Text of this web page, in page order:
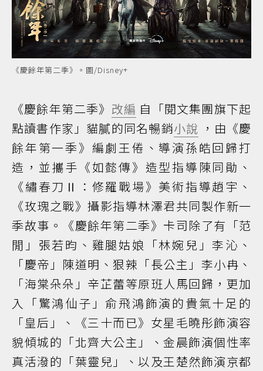
《慶餘年第二季》。圖/Disney+
《慶餘年第二季》 改編 自「閱文集團旗下起
點讀書作家」貓膩的同名暢銷小說 ，由《慶
餘年第一季》編劇王倦、導演孫皓回歸打
造，並攜手《如懿傳》造型指導陳同勛、
《繡春刀Ⅱ：修羅戰場》美術指導趙宇、
《玫瑰之戰》攝影指導林澤君共同製作新一
季故事。《慶餘年第二季》卡司除了有「范
閒」張若昀、雞腿姑娘「林婉兒」李沁、
「慶帝」陳道明、狠辣「長公主」李小冉、
「海棠朵朵」辛芷蕾等原班人馬回歸，更加
入「驚鴻仙子」俞飛鴻飾演的貴氣十足的
「皇后」、《三十而已》女星毛曉彤飾演容
貌傾城的「北齊大公主」、金晨飾演個性率
真活潑的「葉靈兒」、以及王楚然飾演京都